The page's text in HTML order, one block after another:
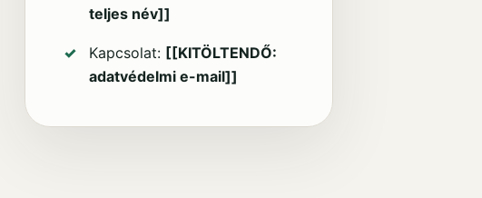
teljes név]]
Kapcsolat: [[KITÖLTENDŐ:
adatvédelmi e-mail]]